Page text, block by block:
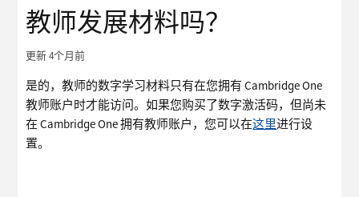
教师发展材料吗？
更新4个月前
是的，教师的数字学习材料只有在您拥有 Cambridge One
教师账户时才能访问。如果您购买了数字激活码，但尚未
在 Cambridge One 拥有教师账户，您可以在这里进行设
置。